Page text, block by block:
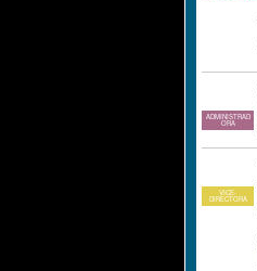
ADMINISTRAD
ORA
VICE-
DIRECTORA